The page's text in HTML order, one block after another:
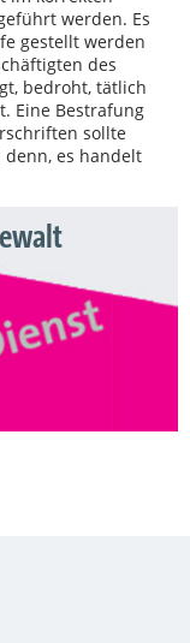
werden. Es
gestellt werden
des
bedroht, tätlich
Eine Bestrafung
sollte
es handelt